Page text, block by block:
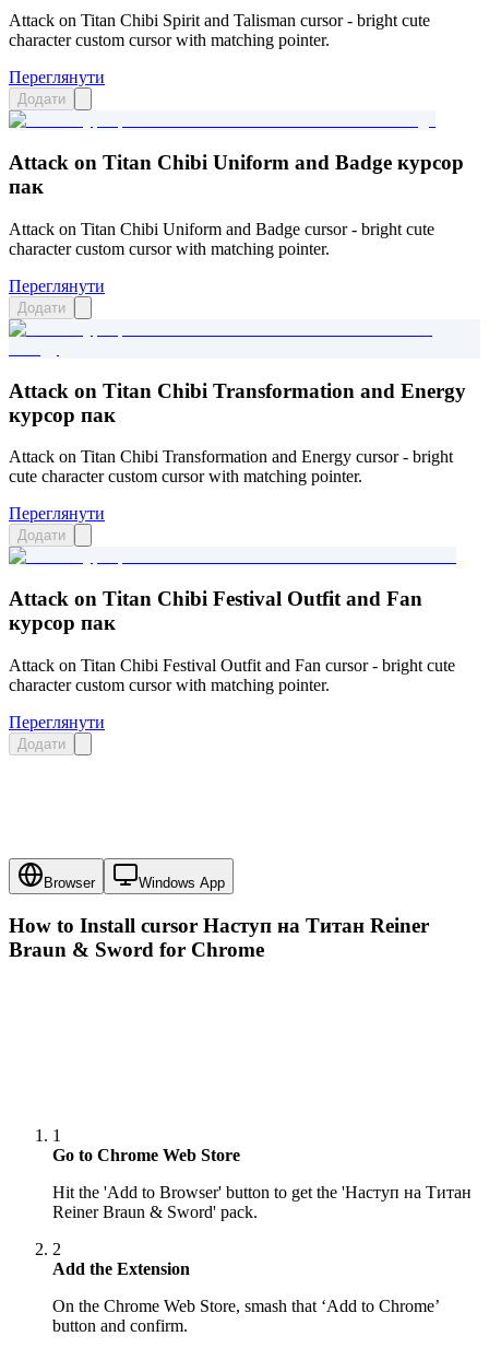
Attack on Titan Chibi Spirit and Talisman cursor - bright cute
character custom cursor with matching pointer.
Переглянути
Додати
Attack on Titan Chibi Uniform and Badge курсор
пак
Attack on Titan Chibi Uniform and Badge cursor - bright cute
character custom cursor with matching pointer.
Переглянути
Додати
Attack on Titan Chibi Transformation and Energy
курсор пак
Attack on Titan Chibi Transformation and Energy cursor - bright
cute character custom cursor with matching pointer.
Переглянути
Додати
Attack on Titan Chibi Festival Outfit and Fan
курсор пак
Attack on Titan Chibi Festival Outfit and Fan cursor - bright cute
character custom cursor with matching pointer.
Переглянути
Додати
Browser Windows App
How to Install cursor Наступ на Титан Reiner
Braun & Sword for Chrome
1
Go to Chrome Web Store
Hit the 'Add to Browser' button to get the 'Наступ на Титан
Reiner Braun & Sword' pack.
2
Add the Extension
On the Chrome Web Store, smash that ‘Add to Chrome’
button and confirm.